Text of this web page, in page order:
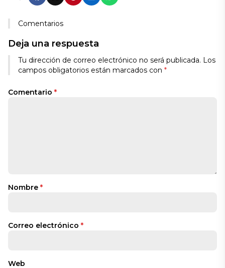
Comentarios
Deja una respuesta
Tu dirección de correo electrónico no será publicada. Los
campos obligatorios están marcados con *
Comentario *
Nombre *
Correo electrónico *
Web